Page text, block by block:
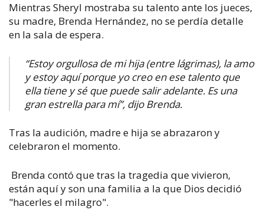
Mientras Sheryl mostraba su talento ante los jueces,
su madre, Brenda Hernández, no se perdía detalle
en la sala de espera.
“Estoy orgullosa de mi hija (entre lágrimas), la amo
y estoy aquí porque yo creo en ese talento que
ella tiene y sé que puede salir adelante. Es una
gran estrella para mí”, dijo Brenda.
Tras la audición, madre e hija se abrazaron y
celebraron el momento.
Brenda contó que tras la tragedia que vivieron,
están aquí y son una familia a la que Dios decidió
"hacerles el milagro".